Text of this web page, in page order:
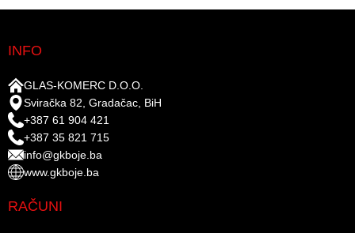
INFO
GLAS-KOMERC D.O.O.
Sviračka 82, Gradačac, BiH
+387 61 904 421
+387 35 821 715
info@gkboje.ba
www.gkboje.ba
RAČUNI